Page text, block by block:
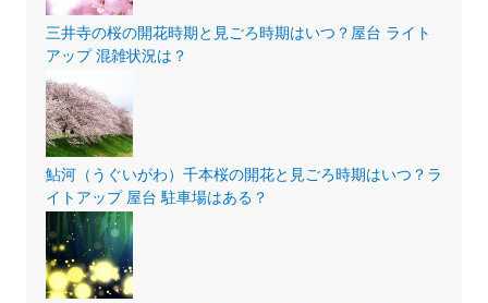
三井寺の桜の開花時期と見ごろ時期はいつ？屋台 ライト
アップ 混雑状況は？
鮎河（うぐいがわ）千本桜の開花と見ごろ時期はいつ？ラ
イトアップ 屋台 駐車場はある？